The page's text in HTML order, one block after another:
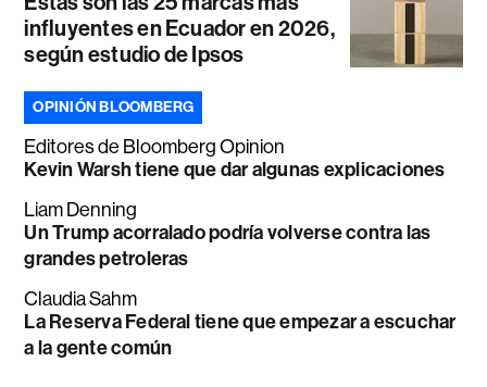
influyentes en Ecuador en 2026,
según estudio de Ipsos
OPINIÓN BLOOMBERG
Editores de Bloomberg Opinion
Kevin Warsh tiene que dar algunas explicaciones
Liam Denning
Un Trump acorralado podría volverse contra las
grandes petroleras
Claudia Sahm
La Reserva Federal tiene que empezar a escuchar
a la gente común